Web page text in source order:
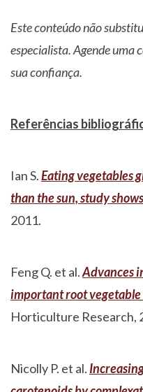
Este conteúdo não
especialista. Agende uma
sua confiança.
Referências
Ian S.Eating vegetables
than the sun, study
2011.
Feng Q. et al.Advances
important root
Horticulture Research,
Nicolly P. et al.